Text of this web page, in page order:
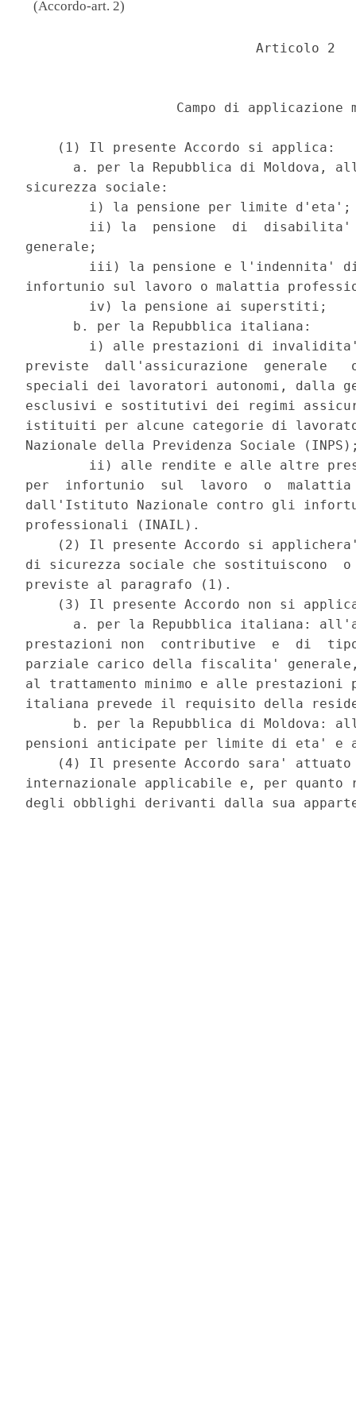
(Accordo-art. 2)
                             Articolo 2
Campo di applicazione
    (1) Il presente Accordo si applica:
a. per la Repubblica di Moldova,
sicurezza sociale:
i) la pensione per limite
ii) la  pensione  di
generale;
iii) la pensione e l'indennita'
infortunio sul lavoro o malattia
        iv) la pensione ai superstiti;
      b. per la Repubblica italiana:
i) alle prestazioni di
previste  dall'assicurazione  generale
speciali dei lavoratori autonomi, dalla
esclusivi e sostitutivi dei regimi
istituiti per alcune categorie di
Nazionale della Previdenza Sociale
ii) alle rendite e alle altre
per  infortunio  sul  lavoro  o
dall'Istituto Nazionale contro gli
professionali (INAIL).
(2) Il presente Accordo si
di sicurezza sociale che sostituiscono
previste al paragrafo (1).
(3) Il presente Accordo non si
a. per la Repubblica italiana:
prestazioni non  contributive  e  di
parziale carico della fiscalita'
al trattamento minimo e alle
italiana prevede il requisito della
b. per la Repubblica di Moldova:
pensioni anticipate per limite di eta'
(4) Il presente Accordo sara'
internazionale applicabile e, per
degli obblighi derivanti dalla sua